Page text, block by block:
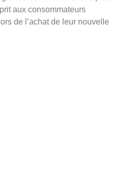
aux consommateurs
de l’achat de leur nouvelle